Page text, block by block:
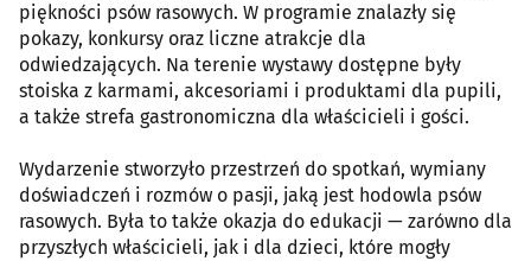
piękności psów rasowych. W programie znalazły się
pokazy, konkursy oraz liczne atrakcje dla
odwiedzających. Na terenie wystawy dostępne były
stoiska z karmami, akcesoriami i produktami dla pupili,
a także strefa gastronomiczna dla właścicieli i gości.
Wydarzenie stworzyło przestrzeń do spotkań, wymiany
doświadczeń i rozmów o pasji, jaką jest hodowla psów
rasowych. Była to także okazja do edukacji — zarówno dla
przyszłych właścicieli, jak i dla dzieci, które mogły